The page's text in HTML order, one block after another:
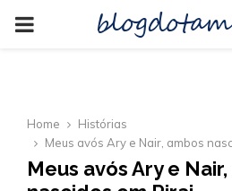
PRIMARY
Home
Histórias
Meus avós Ary e Nair, ambos
Meus avós Ary e